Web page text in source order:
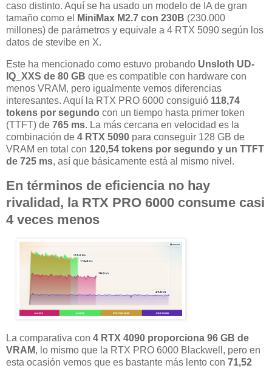
caso distinto. Aquí se ha usado un modelo de IA de gran
tamaño como el
MiniMax M2.7 con 230B (230.000
millones) de parámetros y equivale a 4 RTX 5090 según los
datos de stevibe en X.
Este ha mencionado como estuvo probando Unsloth UD-
IQ_XXS de 80 GB que es compatible con hardware con
menos VRAM, pero igualmente vemos diferencias
interesantes. Aquí la RTX PRO 6000 consiguió 118,74
tokens por segundo con un tiempo hasta primer token
(TTFT) de 765 ms. La más cercana en velocidad es la
combinación de 4 RTX 5090 para conseguir 128 GB de
VRAM en total con 120,54 tokens por segundo y un TTFT
de 725 ms, así que básicamente está al mismo nivel.
En términos de eficiencia no hay
rivalidad, la RTX PRO 6000 consume casi
4 veces menos
La comparativa con 4 RTX 4090 proporciona 96 GB de
VRAM, lo mismo que la RTX PRO 6000 Blackwell, pero en
esta ocasión vemos que es bastante más lento con 71,52